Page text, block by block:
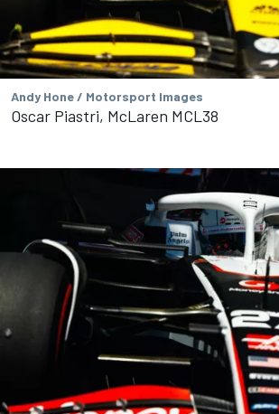
Andy Hone / Motorsport Images
Oscar Piastri, McLaren MCL38